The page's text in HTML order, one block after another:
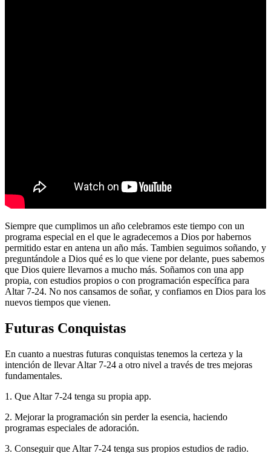
Siempre que cumplimos un año celebramos este tiempo con un
programa especial en el que le agradecemos a Dios por habernos
permitido estar en antena un año más. Tambien seguimos soñando, y
preguntándole a Dios qué es lo que viene por delante, pues sabemos
que Dios quiere llevarnos a mucho más. Soñamos con una app
propia, con estudios propios o con programación específica para
Altar 7-24. No nos cansamos de soñar, y confiamos en Dios para los
nuevos tiempos que vienen.
Futuras Conquistas
En cuanto a nuestras futuras conquistas tenemos la certeza y la
intención de llevar Altar 7-24 a otro nivel a través de tres mejoras
fundamentales.
1. Que Altar 7-24 tenga su propia app.
2. Mejorar la programación sin perder la esencia, haciendo
programas especiales de adoración.
3. Conseguir que Altar 7-24 tenga sus propios estudios de radio.